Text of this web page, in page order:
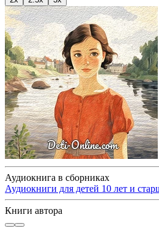
Аудиокнига в сборниках
Аудиокниги для детей 10 лет и
Книги автора